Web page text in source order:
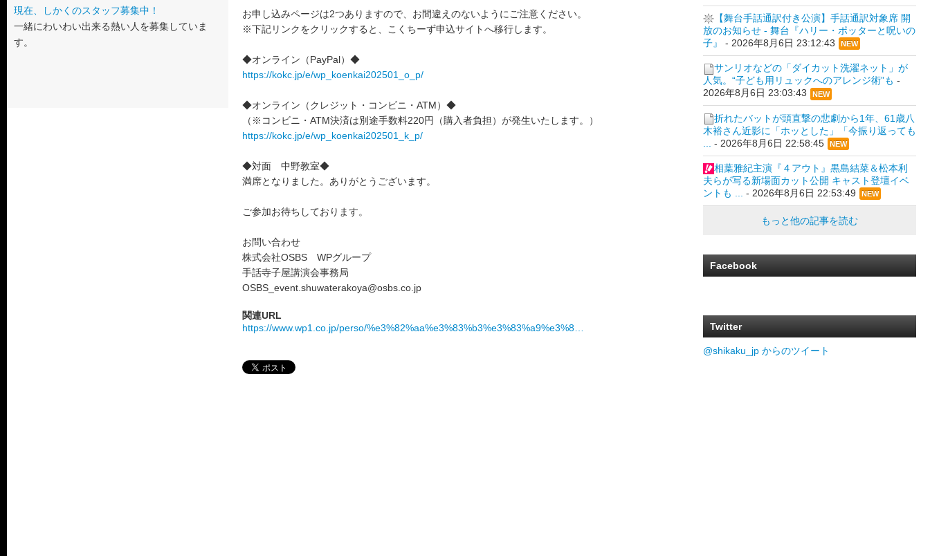
現在、しかくのスタッフ募集中！
一緒にわいわい出来る熱い人を募集していま
す。
お申し込みページは2つありますので、お間違えのないようにご注意ください。
※下記リンクをクリックすると、こくちーず申込サイトへ移行します。
◆オンライン（PayPal）◆
https://kokc.jp/e/wp_koenkai202501_o_p/
◆オンライン（クレジット・コンビニ・ATM）◆
（※コンビニ・ATM決済は別途手数料220円（購入者負担）が発生いたします。）
https://kokc.jp/e/wp_koenkai202501_k_p/
◆対面 中野教室◆
満席となりました。ありがとうございます。
ご参加お待ちしております。
お問い合わせ
株式会社OSBS WPグループ
手話寺子屋講演会事務局
OSBS_event.shuwaterakoya@osbs.co.jp
関連URL
https://www.wp1.co.jp/perso/%e3%82%aa%e3%83%b3%e3%83%a9%e3%8…
【舞台手話通訳付き公演】手話通訳対象席 開
放のお知らせ - 舞台『ハリー・ポッターと呪いの
子』
- 2026年8月6日 23:12:43 NEW
サンリオなどの「ダイカット洗濯ネット」が
人気。“子ども用リュックへのアレンジ術”も -
2026年8月6日 23:03:43
NEW
折れたバットが頭直撃の悲劇から1年、61歳八
木裕さん近影に「ホッとした」「今振り返っても
- 2026年8月6日 22:58:45 NEW
相葉雅紀主演『４アウト』黒島結菜＆松本利
夫らが写る新場面カット公開 キャスト登壇イベ
ントも ... - 2026年8月6日 22:53:49 NEW
もっと他の記事を読む
Facebook
Twitter
@shikaku_jp からのツイート